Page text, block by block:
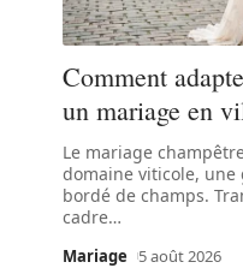
Comment
un mariage en
Le mariage
domaine viticole,
bordé de champs.
cadre…
Mariage 5 août 2026